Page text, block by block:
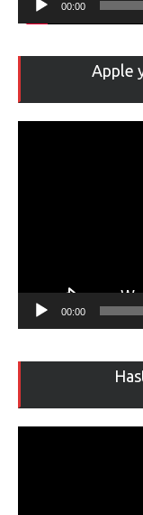
00:00
Apple
00:00